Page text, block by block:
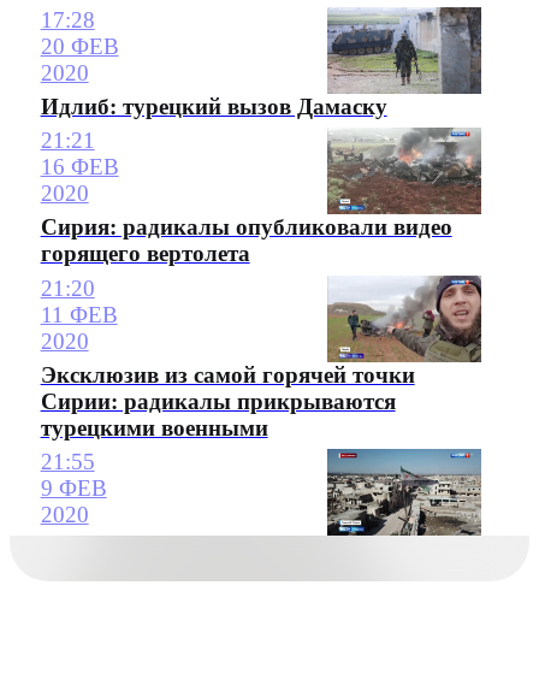
17:28
20 ФЕВ
2020
Идлиб: турецкий вызов Дамаску
21:21
16 ФЕВ
2020
Сирия: радикалы опубликовали видео
горящего вертолета
21:20
11 ФЕВ
2020
Эксклюзив из самой горячей точки
Сирии: радикалы прикрываются
турецкими военными
21:55
9 ФЕВ
2020